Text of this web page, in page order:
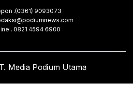
.(0361) 9093073
. 0821 4594 6900
Media Podium Utama